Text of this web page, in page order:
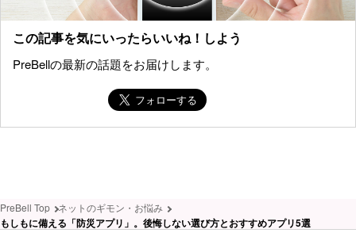
この記事を気にいったらいいね！しよう
PreBellの最新の話題をお届けします。
PreBell Top ネットのギモン・お悩み
もしもに備える「防災アプリ」。後悔しない選び方とおすすめアプリ5選